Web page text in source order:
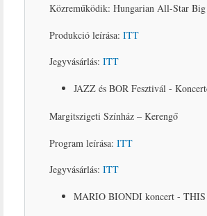
Közreműködik: Hungarian All-Star Big
Produkció leírása: ITT
Jegyvásárlás: ITT
JAZZ és BOR Fesztivál -
Margitszigeti Színház – Kerengő
Program leírása: ITT
Jegyvásárlás: ITT
MARIO BIONDI koncert - THIS